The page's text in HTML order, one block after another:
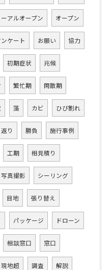
ーアルオープン オープン
ケート お願い 協力
初期症状 兆候
繁忙期 閑散期
藻 カビ ひび割れ
り 勝負 施行事例
工期 相見積り
写真撮影 シーリング
目地 張り替え
パッケージ ドローン
相談窓口 窓口
現地超 調査 解説